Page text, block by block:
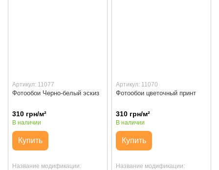
Артикул: 11077
Фотообои Черно-белый эскиз
310 грн/м²
В наличии
Купить
Название модификации
Артикул: 11070
Фотообои цветочный принт
310 грн/м²
В наличии
Купить
Название модификации